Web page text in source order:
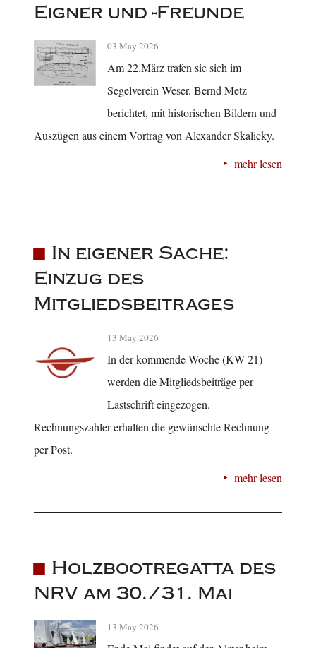
Eigner und -Freunde
03 May 2026
Am 22.März trafen sie sich im
Segelverein Weser. Bernd Metz
berichtet, mit historischen Bildern und
Auszügen aus einem Vortrag von Alexander Skalicky.
mehr lesen
In eigener Sache:
Einzug des
Mitgliedsbeitrages
13 May 2026
In der kommende Woche (KW 21)
werden die Mitgliedsbeiträge per
Lastschrift eingezogen.
Rechnungszahler erhalten die gewünschte Rechnung
per Post.
mehr lesen
Holzbootregatta des
NRV am 30./31. Mai
13 May 2026